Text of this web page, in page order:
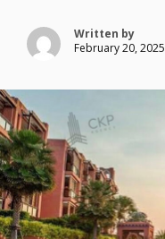
Written by
February 20, 2025